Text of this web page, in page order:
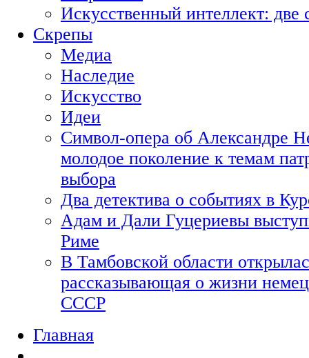
Искусственный интеллект:
Скрепы
Медиа
Наследие
Искусство
Идеи
Символ-опера об Александре
молодое поколение к темам
выбора
Два детектива о событиях в
Адам и Дали Гуцериевы
Риме
В Тамбовской области
рассказывающая о жизни
СССР
Главная